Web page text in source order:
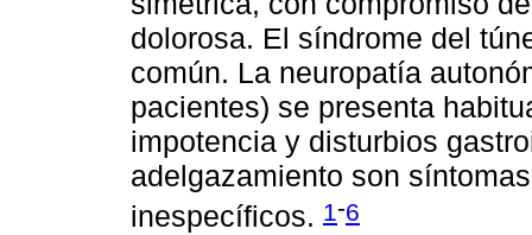
dolorosa. El síndrome del
común. La neuropatía
pacientes) se presenta
impotencia y disturbios
adelgazamiento son
inespecíficos. 1-6